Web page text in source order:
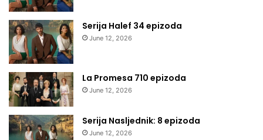
Serija Halef 34 epizoda
June 12, 2026
La Promesa 710 epizoda
June 12, 2026
Serija Nasljednik: 8 epizoda
June 12, 2026